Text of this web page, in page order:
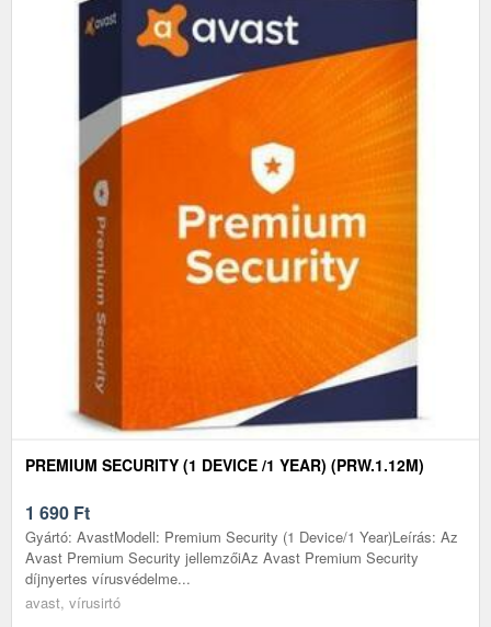
PREMIUM SECURITY (1 DEVICE /1 YEAR) (PRW.1.12M)
1 690 Ft
Gyártó: AvastModell: Premium Security (1 Device/1 Year)Leírás: Az
Avast Premium Security jellemzőiAz Avast Premium Security
díjnyertes vírusvédelme...
avast, vírusirtó